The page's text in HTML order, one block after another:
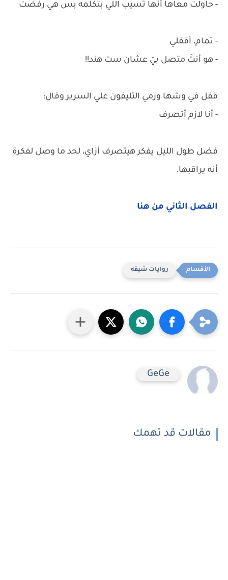
- حاولت معاها أنها تسيب اللي بتكلمه بس هي رفضت
- تمام، أقفلي
- هو أنتَ متصل بيّ عشان ست هند!!
قفل في وشها ورمي التليفون علي السرير وقال:
- أنا لازم أتصرف
فضل طول الليل يفكر هيتصرف أزاي، لحد ما وصل لفكرة
أنه يراقبها.
الفصل الثاني من هنا
روايات شيقه
GeGe
مقالات قد تهمك